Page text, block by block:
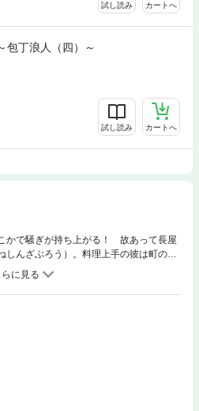
試し読み カートへ
包丁浪人（四）～
試し読み カートへ
かで騒ぎが持ち上がる！ 故あって長屋
しんざぶろう）。料理上手の彼は町の
かずらう。商家娘の恋に始まり、辻斬り
い人のおえんに縁談が!? 鱚（きす）の
羅、淡雪豆腐など季節を彩る美味と共
シリーズ第4弾！